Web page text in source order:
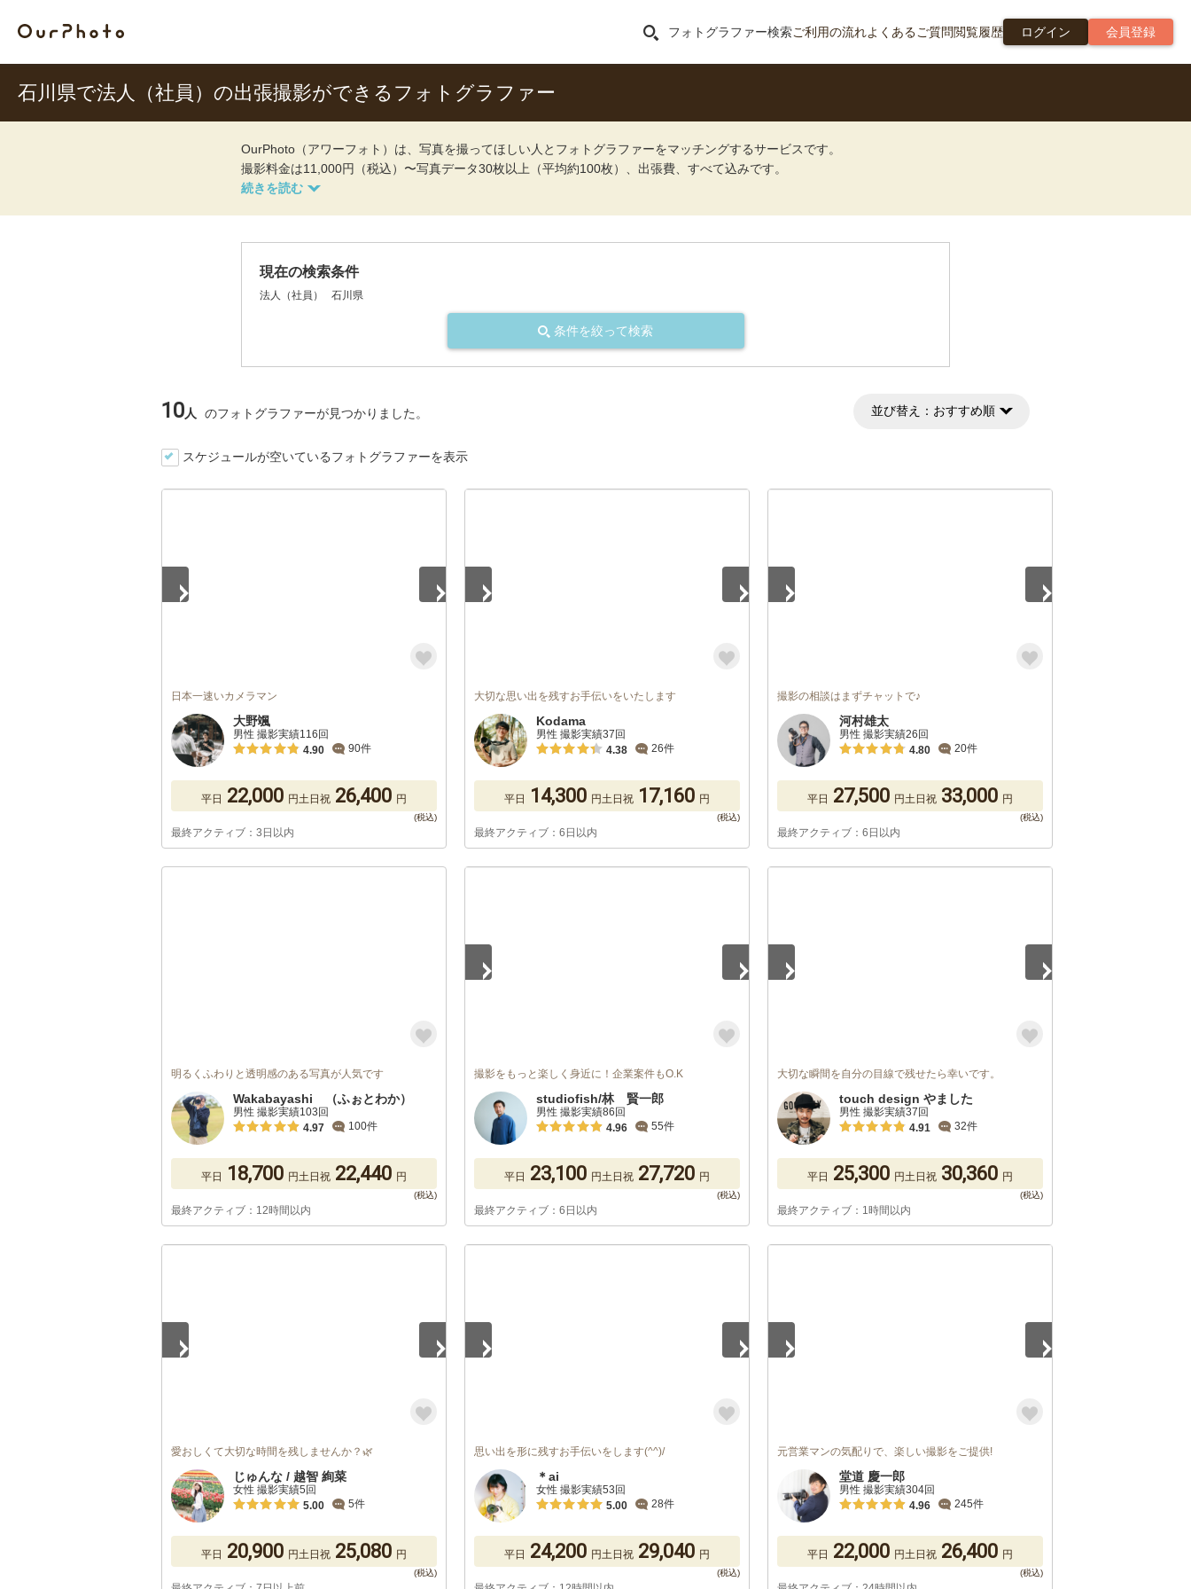
フォトグラファー検索ご利用の流れよくあるご質問閲覧履歴 ログイン 会員登録
石川県で法人（社員）の出張撮影ができるフォトグラファー
OurPhoto（アワーフォト）は、写真を撮ってほしい人とフォトグラファーをマッチングするサービスです。
撮影料金は11,000円（税込）〜写真データ30枚以上（平均約100枚）、出張費、すべて込みです。
現在の検索条件
法人（社員） 石川県
条件を絞って検索
10人 のフォトグラファーが見つかりました。 並び替え： おすすめ順
スケジュールが空いているフォトグラファーを表示
日本一速いカメラマン
大野颯
男性 撮影実績116回
4.90
90件
平日 22,000 円土日祝 26,400 円
最終アクティブ：3日以内
大切な思い出を残すお手伝いをいたします
Kodama
男性 撮影実績37回
4.38
26件
平日 14,300 円土日祝 17,160 円
最終アクティブ：6日以内
撮影の相談はまずチャットで♪
河村雄太
男性 撮影実績26回
4.80
20件
平日 27,500 円土日祝 33,000 円
最終アクティブ：6日以内
明るくふわりと透明感のある写真が人気です
Wakabayashi （ふぉとわか）
男性 撮影実績103回
4.97
100件
平日 18,700 円土日祝 22,440 円
最終アクティブ：12時間以内
撮影をもっと楽しく身近に！企業案件もO.K
studiofish/林 賢一郎
男性 撮影実績86回
4.96
55件
平日 23,100 円土日祝 27,720 円
最終アクティブ：6日以内
大切な瞬間を自分の目線で残せたら幸いです。
touch design やました
男性 撮影実績37回
4.91
32件
平日 25,300 円土日祝 30,360 円
最終アクティブ：1時間以内
愛おしくて大切な時間を残しませんか？🌿
じゅんな / 越智 絢菜
女性 撮影実績5回
5.00
5件
平日 20,900 円土日祝 25,080 円
思い出を形に残すお手伝いをします(^^)/
＊ai
女性 撮影実績53回
5.00
28件
平日 24,200 円土日祝 29,040 円
元営業マンの気配りで、楽しい撮影をご提供!
堂道 慶一郎
男性 撮影実績304回
4.96
245件
平日 22,000 円土日祝 26,400 円